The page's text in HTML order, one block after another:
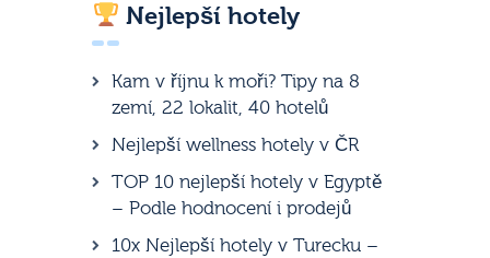
Nejlepší hotely
Kam v říjnu k moři? Tipy na 8
zemí, 22 lokalit, 40 hotelů
Nejlepší wellness hotely v ČR
TOP 10 nejlepší hotely v Egyptě
– Podle hodnocení i prodejů
10x Nejlepší hotely v Turecku –